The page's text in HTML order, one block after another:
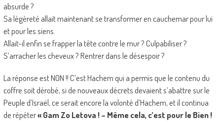
absurde ?
Sa légèreté allait maintenant se transformer en cauchemar pour lui
et pour les siens.
Allait-il enfin se frapper la tête contre le mur ? Culpabiliser ?
S’arracher les cheveux ? Rentrer dans le désespoir ?
La réponse est NON !! C’est Hachem qui a permis que le contenu du
coffre soit dérobé, si de nouveaux décrets devaient s’abattre sur le
Peuple d’Israël, ce serait encore la volonté d’Hachem, et il continua
de répéter« Gam Zo Letova ! – Même cela, c’est pour le Bien !